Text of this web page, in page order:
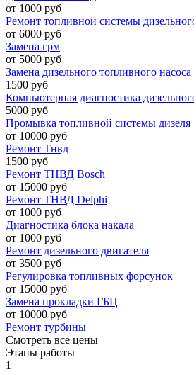
от 1000 руб
Ремонт топливной системы
от 6000 руб
Замена грм
от 5000 руб
Замена дизельного топливного насоса
1500 руб
Компьютерная диагностика
5000 руб
Промывка топливной системы дизеля
от 10000 руб
Ремонт Тнвд
1500 руб
Ремонт ТНВД Bosch
от 15000 руб
Ремонт ТНВД Delphi
от 1000 руб
Диагностика блока накала
от 1000 руб
Ремонт дизельного двигателя
от 3500 руб
Регулировка топливных форсунок
от 15000 руб
Замена прокладки ГБЦ
от 10000 руб
Ремонт турбины
Смотреть все цены
Этапы работы
1